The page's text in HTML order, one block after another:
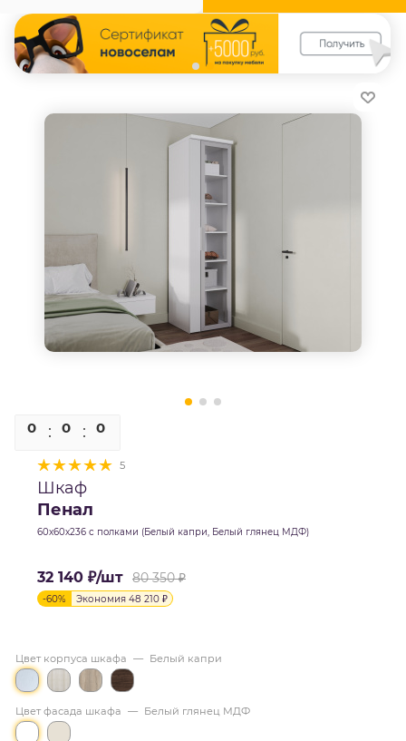
0 0 0
5
Шкаф
Пенал
60х60х236 с полками (Белый капри, Белый глянец МДФ)
32 140 ₽/шт 80 350₽
-60% Экономия 48 210 ₽
Цвет корпуса шкафа — Белый капри
Цвет фасада шкафа — Белый глянец МДФ